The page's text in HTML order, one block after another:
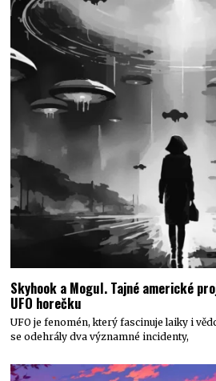
Skyhook a Mogul. Tajné americké
UFO horečku
UFO je fenomén, který fascinuje laiky i
se odehrály dva významné incidenty,